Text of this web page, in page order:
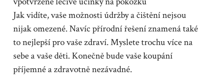
Jak vidíte, vaše možnosti údržby a čištění nejsou
nijak omezené. Navíc přírodní řešení znamená také
to nejlepší pro vaše zdraví. Myslete trochu více na
sebe a vaše děti. Konečně bude vaše koupání
příjemné a zdravotně nezávadné.